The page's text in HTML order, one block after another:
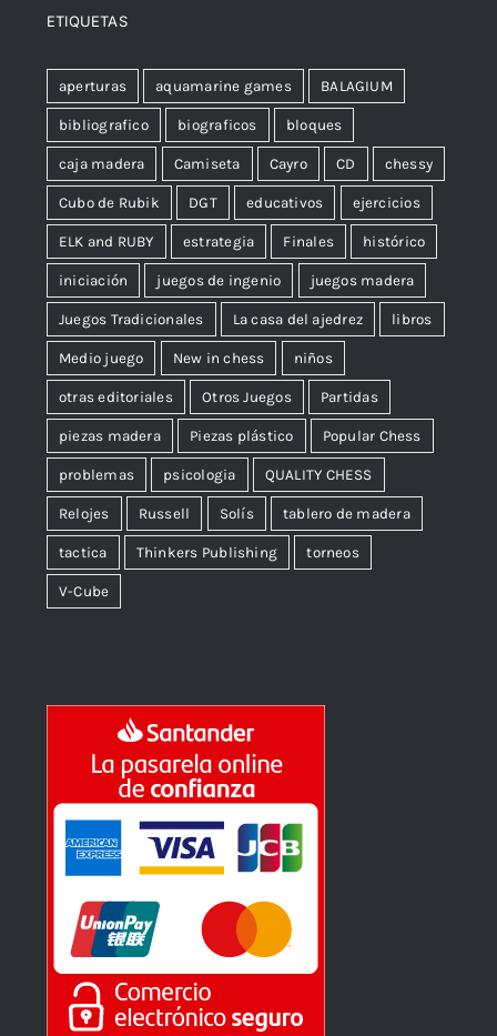
ETIQUETAS
aperturas aquamarine games BALAGIUM
bibliografico biograficos bloques
caja madera Camiseta Cayro CD chessy
Cubo de Rubik DGT educativos ejercicios
ELK and RUBY estrategia Finales histórico
iniciación juegos de ingenio juegos madera
Juegos Tradicionales La casa del ajedrez libros
Medio juego New in chess niños
otras editoriales Otros Juegos Partidas
piezas madera Piezas plástico Popular Chess
problemas psicologia QUALITY CHESS
Relojes Russell Solís tablero de madera
tactica Thinkers Publishing torneos
V-Cube